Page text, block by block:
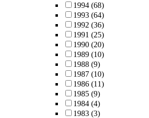
1994 (68)
1993 (64)
1992 (36)
1991 (25)
1990 (20)
1989 (10)
1988 (9)
1987 (10)
1986 (11)
1985 (9)
1984 (4)
1983 (3)